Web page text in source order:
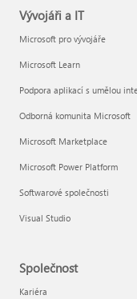
Vývojáři a IT
Microsoft pro vývojáře
Microsoft Learn
Podpora aplikací s umělou
Odborná komunita Microsoft
Microsoft Marketplace
Microsoft Power Platform
Softwarové společnosti
Visual Studio
Společnost
Kariéra